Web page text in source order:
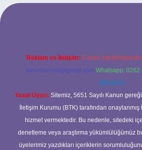
güncel adresi
Reklam ve İletişim: E-mail:
forumhizmeti@gmail.com Whatsapp: 0262
@karabul
Yasal Uyarı: Sitemiz, 5651 Sayılı Kanun
İletişim Kurumu (BTK) tarafından onaylanmış
hizmet vermektedir. Bu nedenle, sitedeki
denetleme veya araştırma yükümlülüğümüz
üyelerimiz yazdıkları içeriklerin